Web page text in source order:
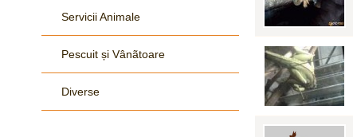
Servicii Animale
Pescuit și Vânãtoare
Diverse